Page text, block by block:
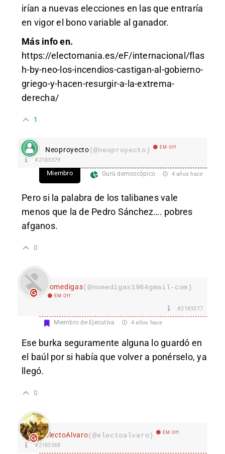
irían a nuevas elecciones en las que entraría
en vigor el bono variable al ganador.
Más info en.
https://electomania.es/eF/internacional/flas
h-by-neo-los-incendios-castigan-al-gobierno-
griego-y-hacen-resurgir-a-la-extrema-
derecha/
1
Neoproyecto(@neoproyecto) EM Off
#2183379
Miembro Gurú demoscópico 4 años hace
Pero si la palabra de los talibanes vale
menos que la de Pedro Sánchez…. pobres
afganos.
0
nomedigas(@nomedigas1964gmail-com)
EM Off
#2183377
Miembro de Ejecutiva 4 años hace
Ese burka seguramente alguna lo guardó en
el baúl por si había que volver a ponérselo, ya
llegó.
0
electoAlvaro(@electoalvaro) EM Off
#2183368